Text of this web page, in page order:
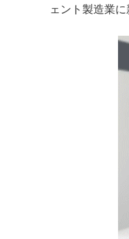
ェント製造業